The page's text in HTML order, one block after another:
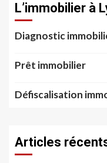
L’immobilier à
Diagnostic
Prêt immobilier
Défiscalisation
Articles